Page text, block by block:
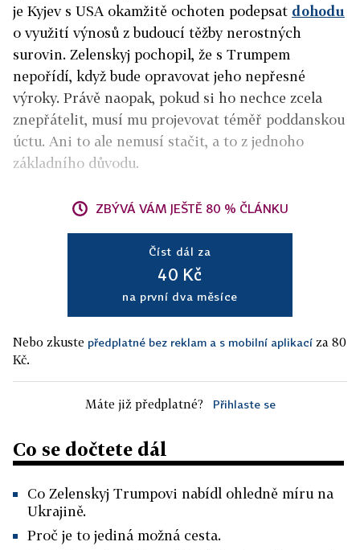
je Kyjev s USA okamžitě ochoten podepsat dohodu
o využití výnosů z budoucí těžby nerostných
surovin. Zelenskyj pochopil, že s Trumpem
nepořídí, když bude opravovat jeho nepřesné
výroky. Právě naopak, pokud si ho nechce zcela
znepřátelit, musí mu projevovat téměř poddanskou
úctu. Ani to ale nemusí stačit, a to z jednoho
základního důvodu.
ZBÝVÁ VÁM JEŠTĚ 80 % ČLÁNKU
Číst dál za
40 Kč
na první dva měsíce
Nebo zkuste předplatné bez reklam a s mobilní aplikací za 80
Kč.
Máte již předplatné? Přihlaste se
Co se dočtete dál
Co Zelenskyj Trumpovi nabídl ohledně míru na
Ukrajině.
Proč je to jediná možná cesta.